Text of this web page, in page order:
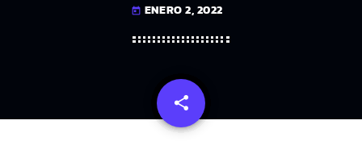
today ENERO 2, 2022
share
email